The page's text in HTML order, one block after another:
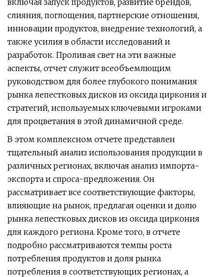
включая запуск продуктов, развитие брендов,
слияния, поглощения, партнерские отношения,
инновации продуктов, внедрение технологий, а
также усилия в области исследований и
разработок. Проливая свет на эти важные
аспекты, отчет служит всеобъемлющим
руководством для более глубокого понимания
рынка лепестковых дисков из оксида циркония и
стратегий, используемых ключевыми игроками
для процветания в этой динамичной среде.
В этом комплексном отчете представлен
тщательный анализ использования продукции в
различных регионах, включая анализ импорта-
экспорта и спроса-предложения. Он
рассматривает все соответствующие факторы,
влияющие на рынок, предлагая оценки и долю
рынка лепестковых дисков из оксида циркония
для каждого региона. Кроме того, в отчете
подробно рассматриваются темпы роста
потребления продуктов и доля рынка
потребления в соответствующих регионах, а